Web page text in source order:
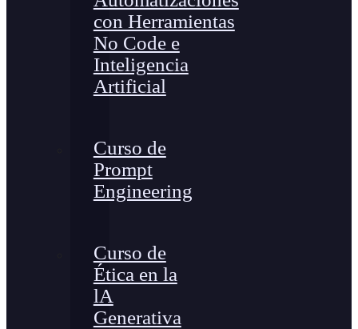
con Herramientas
No Code e
Inteligencia
Artificial
Curso de
Prompt
Engineering
Curso de
Ética en la
lA
Generativa